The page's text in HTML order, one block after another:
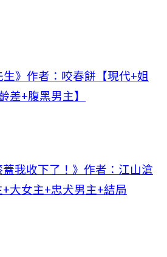
生》作者：咬春餅【現代+姐
差+腹黑男主】
蓋我收下了！》作者：江山滄
大女主+忠犬男主+結局